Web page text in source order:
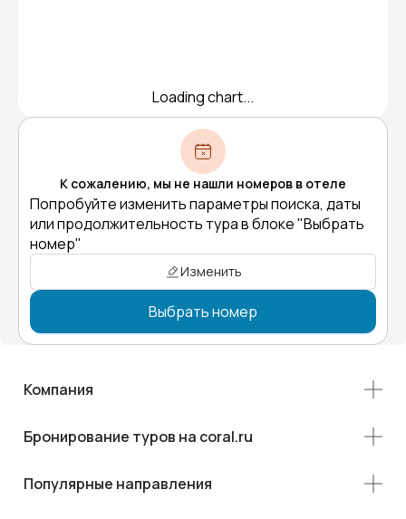
Loading chart...
К сожалению, мы не нашли номеров в отеле
Попробуйте изменить параметры поиска, даты
или продолжительность тура в блоке "Выбрать
номер"
Изменить
Выбрать номер
Компания
Бронирование туров на coral.ru
Популярные направления